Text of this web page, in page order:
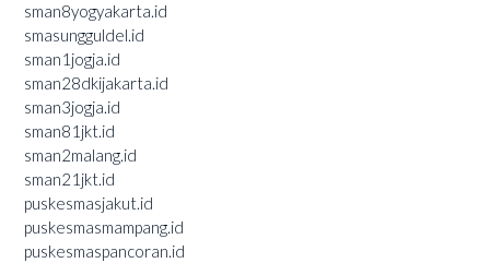
sman8yogyakarta.id
smasungguldel.id
sman1jogja.id
sman28dkijakarta.id
sman3jogja.id
sman81jkt.id
sman2malang.id
sman21jkt.id
puskesmasjakut.id
puskesmasmampang.id
puskesmaspancoran.id